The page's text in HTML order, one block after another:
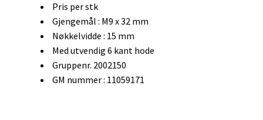
Pris per stk
Gjengemål : M9 x 32 mm
Nøkkelvidde : 15 mm
Med utvendig 6 kant hode
Gruppenr. 2002150
GM nummer : 11059171